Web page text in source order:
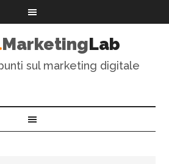
MarketingLab
sul marketing digitale